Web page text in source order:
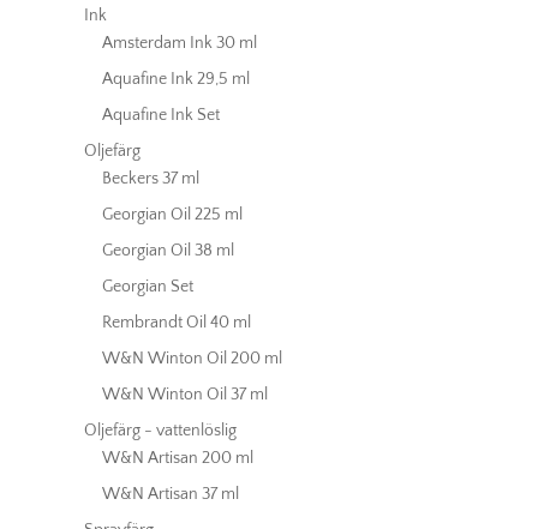
Ink
Amsterdam Ink 30 ml
Aquafine Ink 29,5 ml
Aquafine Ink Set
Oljefärg
Beckers 37 ml
Georgian Oil 225 ml
Georgian Oil 38 ml
Georgian Set
Rembrandt Oil 40 ml
W&N Winton Oil 200 ml
W&N Winton Oil 37 ml
Oljefärg - vattenlöslig
W&N Artisan 200 ml
W&N Artisan 37 ml